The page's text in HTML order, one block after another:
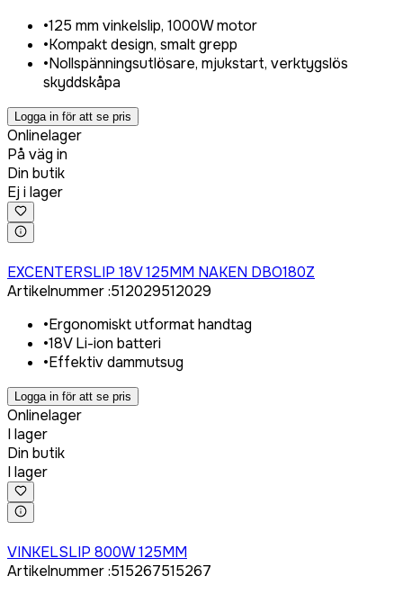
•125 mm vinkelslip, 1000W motor
•Kompakt design, smalt grepp
•Nollspänningsutlösare, mjukstart, verktygslös
skyddskåpa
Logga in för att se pris
Onlinelager
På väg in
Din butik
Ej i lager
EXCENTERSLIP 18V 125MM NAKEN DBO180Z
Artikelnummer:512029512029
•Ergonomiskt utformat handtag
•18V Li-ion batteri
•Effektiv dammutsug
Logga in för att se pris
Onlinelager
I lager
Din butik
I lager
VINKELSLIP 800W 125MM
Artikelnummer:515267515267